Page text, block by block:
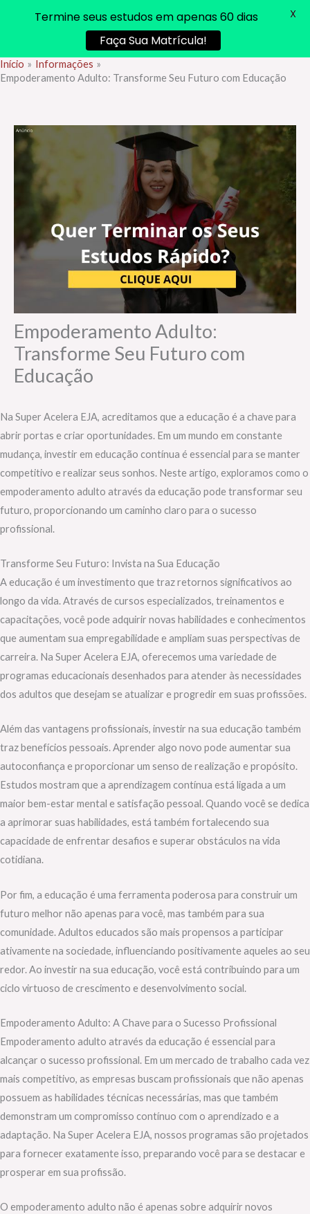
Ir
para
Início
Informações
Empoderamento Adulto: Transforme Seu Futuro com Educação
Empoderamento Adulto:
Transforme Seu Futuro com
Educação
Na Super Acelera EJA, acreditamos que a educação é a chave para
abrir portas e criar oportunidades. Em um mundo em constante
mudança, investir em educação contínua é essencial para se manter
competitivo e realizar seus sonhos. Neste artigo, exploramos como o
empoderamento adulto através da educação pode transformar seu
futuro, proporcionando um caminho claro para o sucesso
profissional.
Transforme Seu Futuro: Invista na Sua Educação
A educação é um investimento que traz retornos significativos ao
longo da vida. Através de cursos especializados, treinamentos e
capacitações, você pode adquirir novas habilidades e conhecimentos
que aumentam sua empregabilidade e ampliam suas perspectivas de
carreira. Na Super Acelera EJA, oferecemos uma variedade de
programas educacionais desenhados para atender às necessidades
dos adultos que desejam se atualizar e progredir em suas profissões.
Além das vantagens profissionais, investir na sua educação também
traz benefícios pessoais. Aprender algo novo pode aumentar sua
autoconfiança e proporcionar um senso de realização e propósito.
Estudos mostram que a aprendizagem contínua está ligada a um
maior bem-estar mental e satisfação pessoal. Quando você se dedica
a aprimorar suas habilidades, está também fortalecendo sua
capacidade de enfrentar desafios e superar obstáculos na vida
cotidiana.
Por fim, a educação é uma ferramenta poderosa para construir um
futuro melhor não apenas para você, mas também para sua
comunidade. Adultos educados são mais propensos a participar
ativamente na sociedade, influenciando positivamente aqueles ao seu
redor. Ao investir na sua educação, você está contribuindo para um
ciclo virtuoso de crescimento e desenvolvimento social.
Empoderamento Adulto: A Chave para o Sucesso Profissional
Empoderamento adulto através da educação é essencial para
alcançar o sucesso profissional. Em um mercado de trabalho cada vez
mais competitivo, as empresas buscam profissionais que não apenas
possuem as habilidades técnicas necessárias, mas que também
demonstram um compromisso contínuo com o aprendizado e a
adaptação. Na Super Acelera EJA, nossos programas são projetados
para fornecer exatamente isso, preparando você para se destacar e
prosperar em sua profissão.
O empoderamento adulto não é apenas sobre adquirir novos
Termine seus estudos em apenas 60 dias
Faça Sua Matrícula!
X